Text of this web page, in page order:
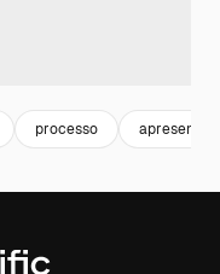
processo